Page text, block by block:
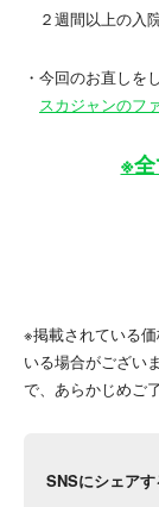
２週間以上の入
・今回のお直しを
スカジャンのフ
※全
※掲載されている
いる場合がござい
で、あらかじめご
SNSにシェアす